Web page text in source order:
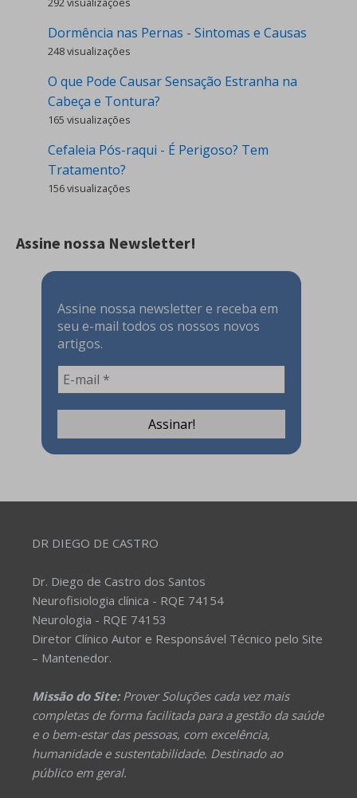
Dormência nas Pernas - Sintomas e Causas
248 visualizações
O que Pode Causar Sensação Estranha na
Cabeça e Tontura?
165 visualizações
Cefaleia Pós-raqui - É Perigoso? Tem
Tratamento?
156 visualizações
Assine nossa Newsletter!
Assine nossa newsletter e receba em
seu e-mail todos os nossos novos
artigos.
DR DIEGO DE CASTRO
Dr. Diego de Castro dos Santos
Neurofisiologia clínica - RQE 74154
Neurologia - RQE 74153
Diretor Clínico Autor e Responsável Técnico pelo Site
– Mantenedor.
Missão do Site:Prover Soluções cada vez mais
completas de forma facilitada para a gestão da saúde
e o bem-estar das pessoas, com excelência,
humanidade e sustentabilidade. Destinado ao
público em geral.